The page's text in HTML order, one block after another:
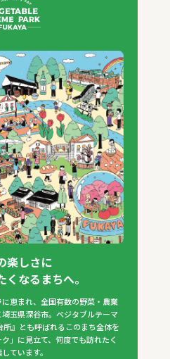
楽しさに
なるまちへ。
恵まれ、全国有数の野菜・農業
玉県深谷市。ベジタブルテーマ
』とも呼ばれるこのまち全体を
」に見立て、何度でも訪れたく
ています。